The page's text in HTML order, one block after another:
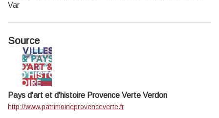
Var
Source
Pays d'art et d'histoire Provence Verte Verdon
http://www.patrimoineprovenceverte.fr